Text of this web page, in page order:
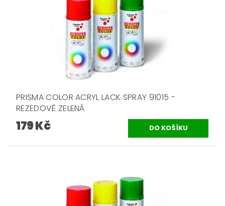
PRISMA COLOR ACRYL LACK SPRAY 91015 -
REZEDOVĚ ZELENÁ
179 Kč